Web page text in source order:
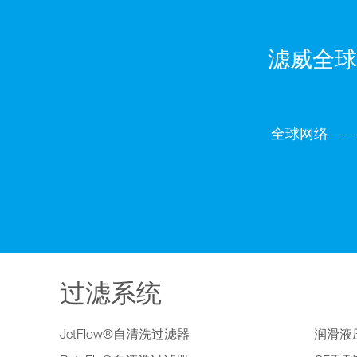
滤威全
全球网络——
过滤系统
JetFlow®自清洗过滤器 润滑液